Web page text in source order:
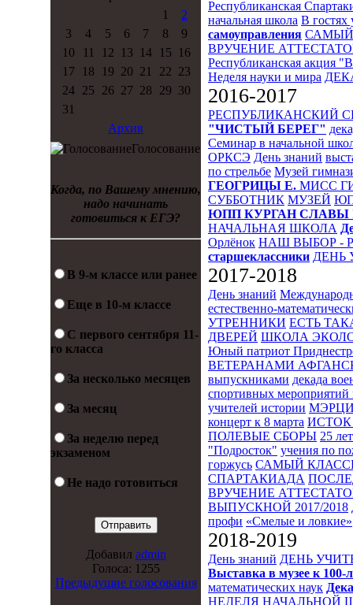
1
2
3
4 5 6 7 8
9
10
11 12 13 14 15
16
17
18 19 20 21 22 23
24
25 26 27 28 29 30
31
Архив
Голосование
Когда, по Вашему мнению,
надо начинать
готовиться к ЕГЭ?
В 9-м классе или ранее
Еще в 10-м классе
С первого сентября 11-
го класса
За несколько месяцев
За месяц
За неделю перед
экзаменом
Не надо готовиться
Добавил admin
Голоса: 1255
Предыдущие голосования
Республиканская
начальная школа В гостях
самоуправления
ВРУЧЕНИЕ
Республиканская акция
Неделя науки и мира
2016-2017
РЕСПУБЛИКАНСКИЙ
"ЧИСТЫЙ БЕРЕГ"
Семинар в начальной
ОРКСЭ День знаний
по стрельбе Музей
ГЕОГРИЦЫ Е. МИСС
СУББОТНИК МУЗЕЙ
ЮПП КУРГАН СЛАВЫ
НАЧАЛЬНАЯ ШКОЛА
Орлёнок НАШ ВЫБОР -
старшеклассники ДЕНЬ
2017-2018
День знаний
естественно-
УТРЕННИКИ ЕСТЬ
ДВЕРЕЙ ШКОЛА
Юный патриот
ВЕТЕРАНАМИ
выпускниками декада
спортивных мероприятий
учителей истории
концерт к 8 марта ИСТОК
ПОЛЕВЫЕ СБОРЫ 25
"Подросток" учения по
горжусь САМЫЙ
СПАРТАКИАДА
ВРУЧЕНИЕ
ВЫПУСКНОЙ 2017/2018
профи «Смелые и ловкие»
2018-2019
День знаний ДЕНЬ
Выставка в музее к
математических наук
НЕДЕЛЯ НАЧАЛЬНОЙ